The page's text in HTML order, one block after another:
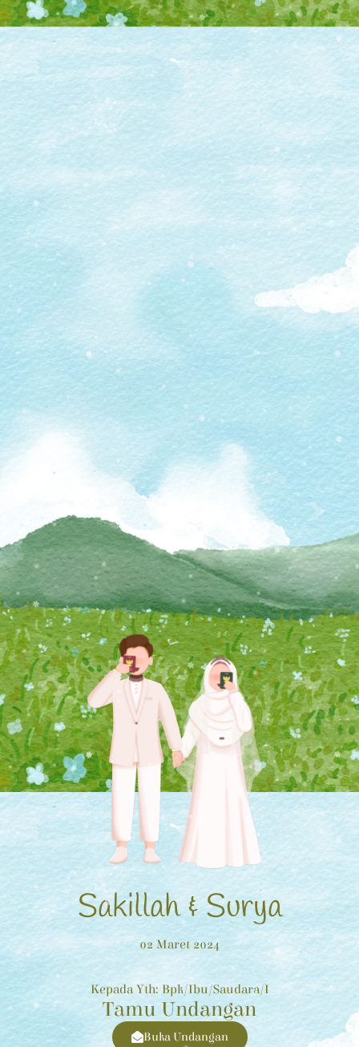
Sakillah & Surya
02 Maret 2024
Kepada Yth: Bpk/Ibu/Saudara/i
Tamu Undangan
Buka Undangan